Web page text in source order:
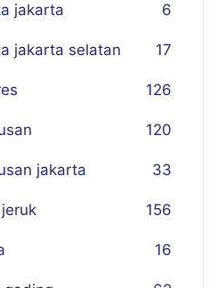
jakarta 6
jakarta selatan 17
126
120
jakarta 33
156
16